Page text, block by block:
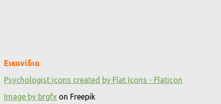
Εικονίδια
Psychologist icons created by Flat Icons - Flaticon
Image by brgfx on Freepik